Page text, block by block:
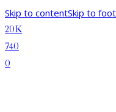
Skip to contentSkip to
20K
740
0